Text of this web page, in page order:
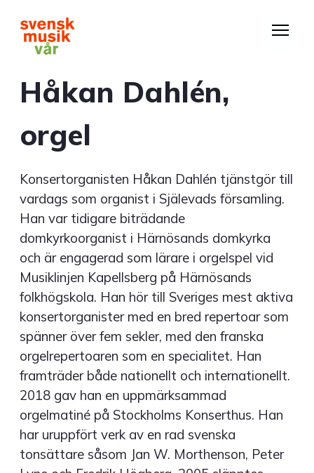
huvudinnehåll
Håkan Dahlén,
orgel
Konsertorganisten Håkan Dahlén tjänstgör till
vardags som organist i Själevads församling.
Han var tidigare biträdande
domkyrkoorganist i Härnösands domkyrka
och är engagerad som lärare i orgelspel vid
Musiklinjen Kapellsberg på Härnösands
folkhögskola. Han hör till Sveriges mest aktiva
konsertorganister med en bred repertoar som
spänner över fem sekler, med den franska
orgelrepertoaren som en specialitet. Han
framträder både nationellt och internationellt.
2018 gav han en uppmärksammad
orgelmatiné på Stockholms Konserthus. Han
har uruppfört verk av en rad svenska
tonsättare såsom Jan W. Morthenson, Peter